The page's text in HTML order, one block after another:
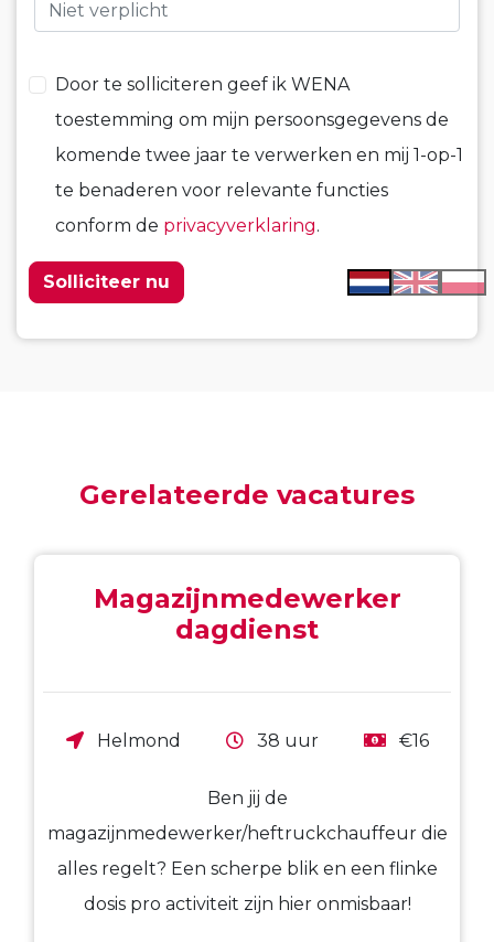
Door te solliciteren geef ik WENA
toestemming om mijn persoonsgegevens de
komende twee jaar te verwerken en mij 1-op-1
te benaderen voor relevante functies
conform de privacyverklaring.
Gerelateerde vacatures
Magazijnmedewerker
dagdienst
Helmond 38 uur €16
Ben jij de
magazijnmedewerker/heftruckchauffeur die
alles regelt? Een scherpe blik en een flinke
dosis pro activiteit zijn hier onmisbaar!